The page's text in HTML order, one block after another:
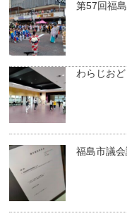
第57回福
わらじお
福島市議